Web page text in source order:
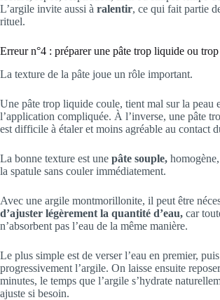
L’argile invite aussi à ralentir, ce qui fait partie
rituel.
Erreur n°4 : préparer une pâte trop liquide ou
La texture de la pâte joue un rôle important.
Une pâte trop liquide coule, tient mal sur la peau
l’application compliquée. À l’inverse, une pâte
est difficile à étaler et moins agréable au contact
La bonne texture est une pâte souple,
la spatule sans couler immédiatement.
Avec une argile montmorillonite, il peut être
d’ajuster légèrement la quantité d’eau, car
n’absorbent pas l’eau de la même manière.
Le plus simple est de verser l’eau en premier,
progressivement l’argile. On laisse ensuite
minutes, le temps que l’argile s’hydrate
ajuste si besoin.